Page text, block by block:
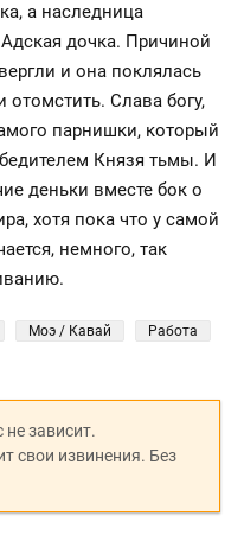
а наследница
дочка. Причиной
и она поклялась
отомстить. Слава богу,
парнишки, который
Князя тьмы. И
деньки вместе бок о
хотя пока что у самой
немного, так
Моэ / Кавай
Работа
не зависит.
свои извинения. Без